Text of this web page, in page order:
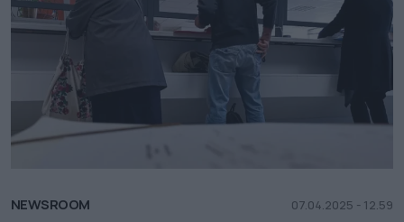
NEWSROOM 07.04.2025 - 12.59